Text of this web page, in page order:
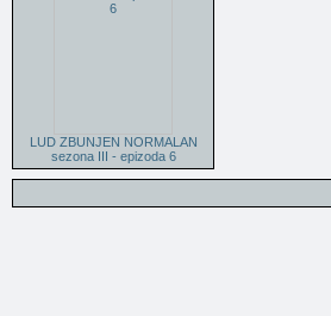
LUD ZBUNJEN NORMALAN
sezona III - epizoda 6